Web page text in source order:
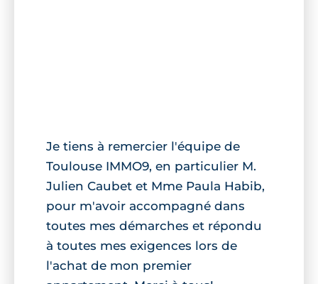
Je tiens à remercier l'équipe de
Toulouse IMMO9, en particulier M.
Julien Caubet et Mme Paula Habib,
pour m'avoir accompagné dans
toutes mes démarches et répondu
à toutes mes exigences lors de
l'achat de mon premier